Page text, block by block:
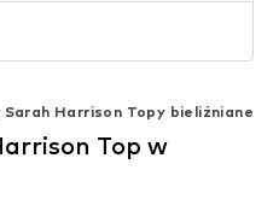
Sarah Harrison Topy bieliźniane
Top w